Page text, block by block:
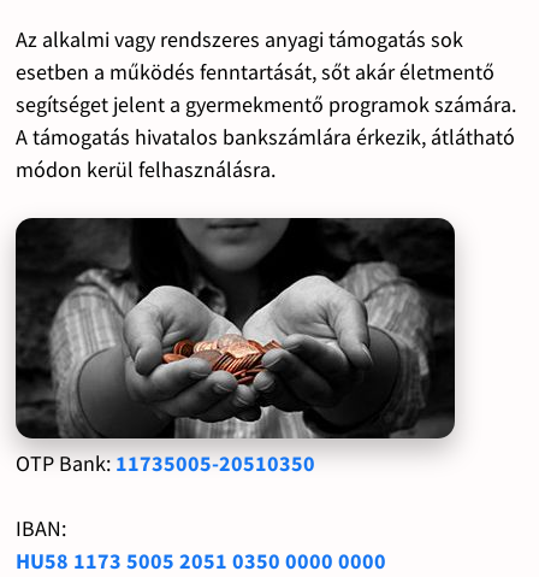
Az alkalmi vagy rendszeres anyagi támogatás sok
esetben a működés fenntartását, sőt akár életmentő
segítséget jelent a gyermekmentő programok számára.
A támogatás hivatalos bankszámlára érkezik, átlátható
módon kerül felhasználásra.
OTP Bank: 11735005-20510350
IBAN:
HU58 1173 5005 2051 0350 0000 0000